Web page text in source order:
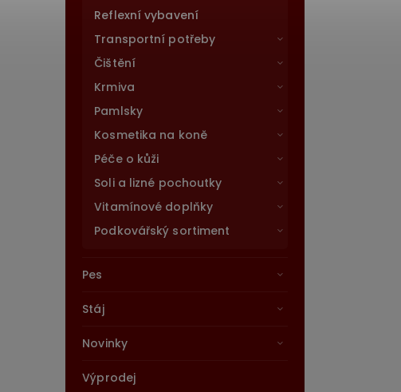
Reflexní vybavení
Transportní potřeby
Čištění
Krmiva
Pamlsky
Kosmetika na koně
Péče o kůži
Soli a lizné pochoutky
Vitamínové doplňky
Podkovářský sortiment
Pes
Stáj
Novinky
Výprodej